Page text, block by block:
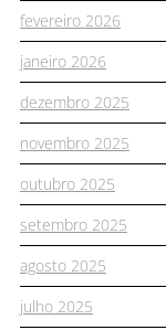
fevereiro 2026
janeiro 2026
dezembro 2025
novembro 2025
outubro 2025
setembro 2025
agosto 2025
julho 2025